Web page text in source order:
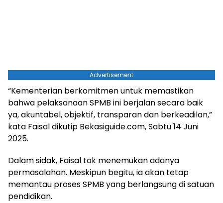
Advertisement
“Kementerian berkomitmen untuk memastikan
bahwa pelaksanaan SPMB ini berjalan secara baik
ya, akuntabel, objektif, transparan dan berkeadilan,”
kata Faisal dikutip Bekasiguide.com, Sabtu 14 Juni
2025.
Dalam sidak, Faisal tak menemukan adanya
permasalahan. Meskipun begitu, ia akan tetap
memantau proses SPMB yang berlangsung di satuan
pendidikan.